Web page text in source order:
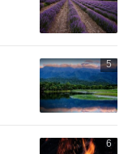
5
6